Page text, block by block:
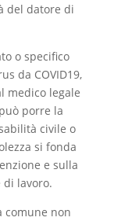
del datore di
o specifico
da COVID19,
medico legale
porre la
civile o
si fonda
e sulla
di lavoro.
comune non